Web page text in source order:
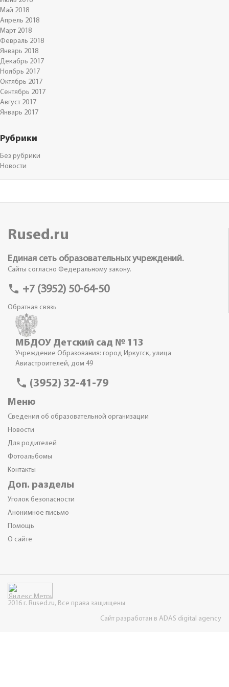
Май 2018
Апрель 2018
Март 2018
Февраль 2018
Январь 2018
Декабрь 2017
Ноябрь 2017
Октябрь 2017
Сентябрь 2017
Август 2017
Январь 2017
Рубрики
Без рубрики
Новости
Rused.ru
Единая сеть образовательных учреждений.
Сайты согласно Федеральному закону.
phone +7 (3952) 50-64-50
Обратная связь
МБДОУ Детский сад № 113
Учреждение Образования: город Иркутск, улица
Авиастроителей, дом 49
phone (3952) 32-41-79
Меню
Сведения об образовательной организации
Новости
Для родителей
Фотоальбомы
Контакты
Доп. разделы
Уголок безопасности
Анонимное письмо
Помощь
О сайте
2016 г. Rused.ru, Все права защищены
Сайт разработан в ADAS digital agency